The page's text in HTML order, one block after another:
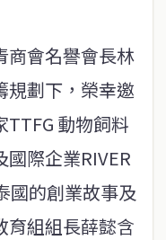
商會名譽會長林
規劃下，榮幸邀
動物飼料
際企業RIVER
國的創業故事及
育組組長薛懿含